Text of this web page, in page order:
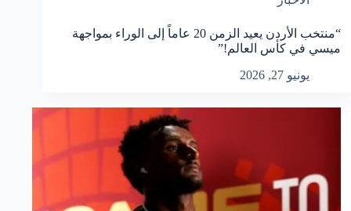
“منتخب الأردن يعيد الزمن 20 عاماً إلى الوراء بمواجهة
ميسي في كأس العالم!”
يونيو 27, 2026